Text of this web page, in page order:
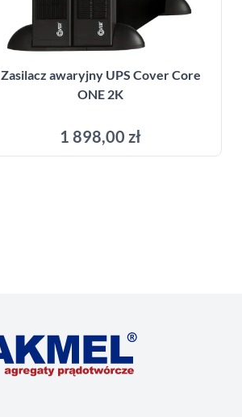
Zasilacz awaryjny UPS Cover Core
ONE 2K
1 898,00 zł